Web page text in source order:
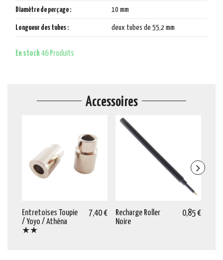
Diamètre de perçage : 10 mm
Longueur des tubes : deux tubes de 55,2 mm
En stock 46 Produits
Accessoires
Entretoises Toupie
/ Yoyo / Athéna
★★
7,40 €
Recharge Roller
Noire
0,85 €